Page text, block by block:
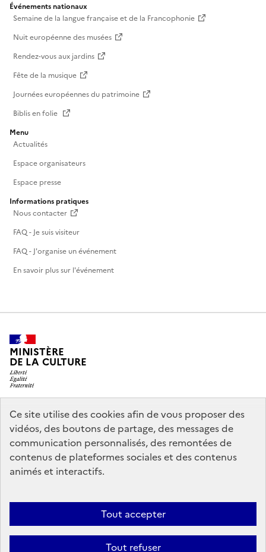
Ce site utilise des cookies afin de vous proposer des
vidéos, des boutons de partage, des messages de
communication personnalisés, des remontées de
contenus de plateformes sociales et des contenus
animés et interactifs.
Tout accepter
Tout refuser
Événements nationaux
Semaine de la langue française et de la Francophonie
Nuit européenne des musées
Rendez-vous aux jardins
Fête de la musique
Journées européennes du patrimoine
Biblis en folie
Menu
Actualités
Espace organisateurs
Espace presse
Informations pratiques
Nous contacter
FAQ - Je suis visiteur
FAQ - J'organise un événement
En savoir plus sur l'événement
MINISTÈRE
DE LA CULTURE
legifrance.gouv.fr
info.gouv.fr
service-public.gouv.fr
data.gouv.fr
Nous contacter Mentions légales
Politique générale de protection
Accessibilité : partiellement conforme
d’utilisation des témoins de connexion (cookies)